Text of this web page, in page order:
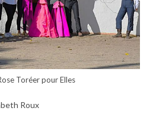
Toréer pour Elles
Roux